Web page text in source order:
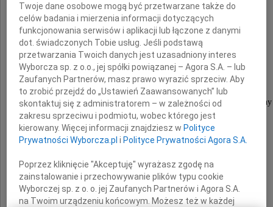
Pani
Alicji Wieczorkowej
mądrej i prawej osoby, wspaniałej Matki i Żony
łączymy się w bólu z naszymi Przyjaciółmi
Twoje dane osobowe mogą być przetwarzane także do
celów badania i mierzenia informacji dotyczących
funkcjonowania serwisów i aplikacji lub łączone z danymi
dot. świadczonych Tobie usług. Jeśli podstawą
przetwarzania Twoich danych jest uzasadniony interes
Wyborcza sp. z o.o., jej spółki powiązanej – Agora S.A. – lub
Zaufanych Partnerów, masz prawo wyrazić sprzeciw. Aby
to zrobić przejdź do „Ustawień Zaawansowanych” lub
skontaktuj się z administratorem – w zależności od
zakresu sprzeciwu i podmiotu, wobec którego jest
kierowany. Więcej informacji znajdziesz w Polityce
Prywatności Wyborcza.pl i Polityce Prywatności Agora S.A.
Poprzez kliknięcie "Akceptuję" wyrażasz zgodę na
zainstalowanie i przechowywanie plików typu cookie
Wyborczej sp. z o. o. jej Zaufanych Partnerów i Agora S.A.
na Twoim urządzeniu końcowym. Możesz też w każdej